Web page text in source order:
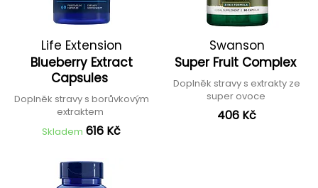
Life Extension
Blueberry Extract
Capsules
Doplněk stravy s borůvkovým
extraktem
Skladem 616 Kč
Swanson
Super Fruit Complex
Doplněk stravy s extrakty ze
super ovoce
406 Kč